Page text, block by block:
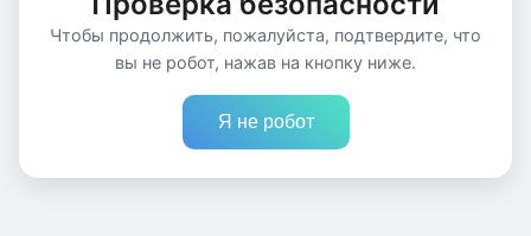
Чтобы продолжить, пожалуйста, подтвердите, что
вы не робот, нажав на кнопку ниже.
Я не робот